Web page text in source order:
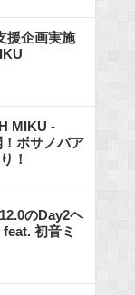
援企画実施
MIKU -
ボサノバア
！
のDay2ヘ
初音ミ